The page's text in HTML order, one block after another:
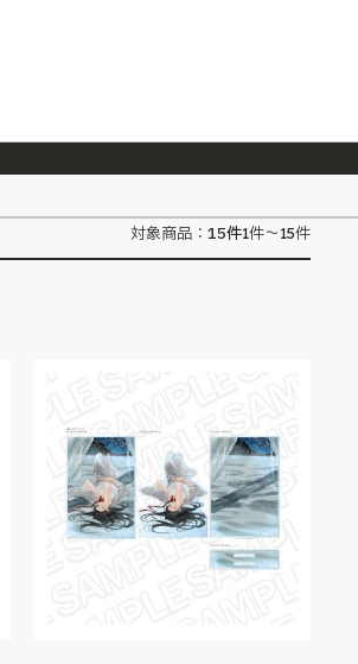
『ONE PIECE magazine 021 ONE PIECEカード付き同梱版』発売延期のご案内
対象商品： 15件1件～15件